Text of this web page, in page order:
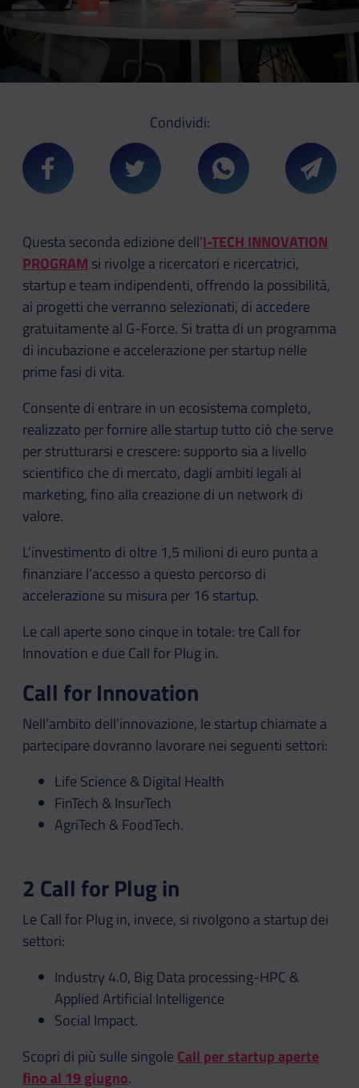
Condividi:
Condividi su FacebookCondividi su TwitterCondividi su
Questa seconda edizione dell’I-TECH INNOVATION
PROGRAM si rivolge a ricercatori e ricercatrici,
startup e team indipendenti, offrendo la possibilità,
ai progetti che verranno selezionati, di accedere
gratuitamente al G-Force. Si tratta di un programma
di incubazione e accelerazione per startup nelle
prime fasi di vita.
Consente di entrare in un ecosistema completo,
realizzato per fornire alle startup tutto ciò che serve
per strutturarsi e crescere: supporto sia a livello
scientifico che di mercato, dagli ambiti legali al
marketing, fino alla creazione di un network di
valore.
L’investimento di oltre 1,5 milioni di euro punta a
finanziare l’accesso a questo percorso di
accelerazione su misura per 16 startup.
Le call aperte sono cinque in totale: tre Call for
Innovation e due Call for Plug in.
Call for Innovation
Nell’ambito dell’innovazione, le startup chiamate a
partecipare dovranno lavorare nei seguenti settori:
Life Science & Digital Health
FinTech & InsurTech
AgriTech & FoodTech.
2 Call for Plug in
Le Call for Plug in, invece, si rivolgono a startup dei
settori:
Industry 4.0, Big Data processing-HPC &
Applied Artificial Intelligence
Social Impact.
Scopri di più sulle singole Call per startup aperte
fino al 19 giugno.